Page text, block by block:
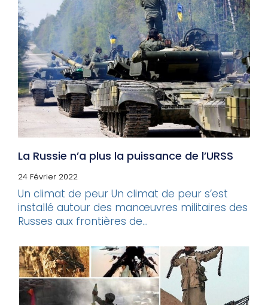
La Russie n’a plus la puissance de l’URSS
24 Février 2022
Un climat de peur Un climat de peur s’est
installé autour des manœuvres militaires des
Russes aux frontières de...